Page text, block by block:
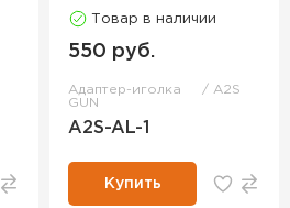
Товар в наличии
550 руб.
Адаптер-иголка
A2S
GUN
A2S-AL-1
Купить